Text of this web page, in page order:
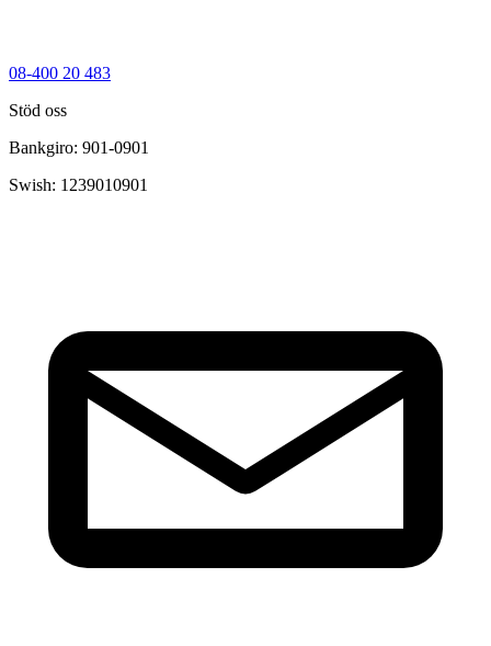
08-400 20 483
Stöd oss
Bankgiro: 901-0901
Swish: 1239010901